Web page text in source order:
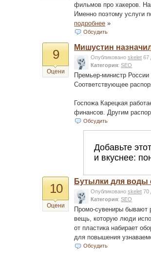
фильмов про хакеров.
Именно поэтому услуги
подробнее »
Обсудить
9
Оцени
Мишустин
Опубликованоskelet 67
Категория:SEO
Премьер-министр
Соответствующее
Госпожа Карецкая
финансов. Другим
Обсудить
10
Оцени
Бутылки для воды
Опубликованоskelet 70
Категория:SEO
Промо-сувениры бывают
вещь, которую люди
от пластика набирает
для повышения
Обсудить